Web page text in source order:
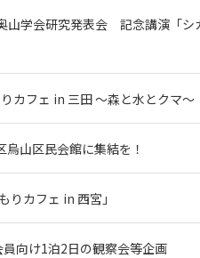
山学会研究発表会 記念講演「
カフェ in 三田 ～森と水とクマ～
山区民会館に集結を！
りカフェ in 西宮」
向け1泊2日の観察会等企画